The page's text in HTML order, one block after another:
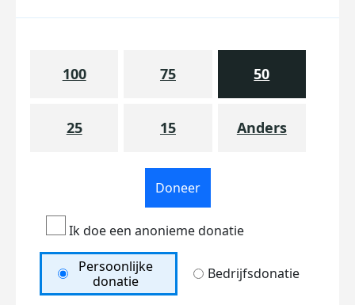
100 75 50
25 15 Anders
Doneer
Ik doe een anonieme donatie
Persoonlijke
donatie
Bedrijfsdonatie